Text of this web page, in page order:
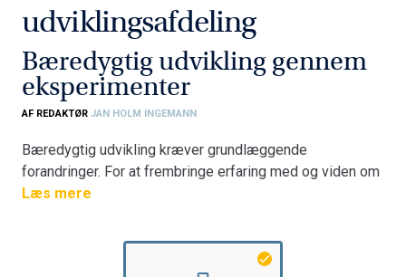
udviklingsafdeling
Bæredygtig udvikling gennem
eksperimenter
AF REDAKTØR JAN HOLM INGEMANN
Bæredygtig udvikling kræver grundlæggende
forandringer. For at frembringe erfaring med og viden om
sådanne forandringer, er der fremsat en ide om
udviklingsafdeling. Ideen om økologiske
eksperimentalzoner udspringer af de seneste årtiers
Læs mere